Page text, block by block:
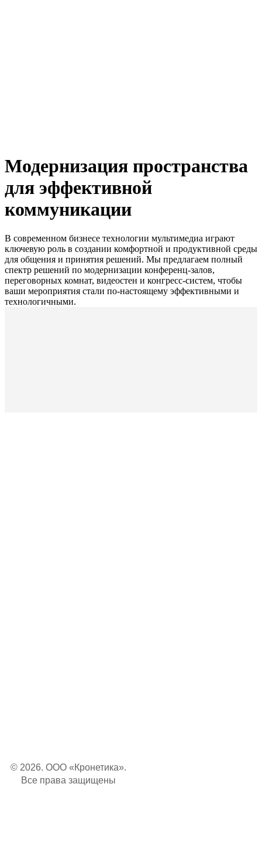
Модернизация пространства
для эффективной
коммуникации
В современном бизнесе технологии мультимедиа играют
ключевую роль в создании комфортной и продуктивной среды
для общения и принятия решений. Мы предлагаем полный
спектр решений по модернизации конференц-залов,
переговорных комнат, видеостен и конгресс-систем, чтобы
ваши мероприятия стали по-настоящему эффективными и
технологичными.
© 2026. ООО «Кронетика».
Все права защищены